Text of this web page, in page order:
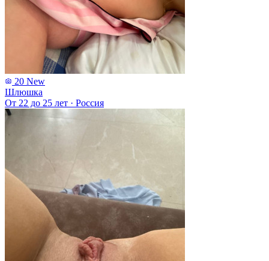
20 New
Шлюшка
От 22 до 25 лет · Россия